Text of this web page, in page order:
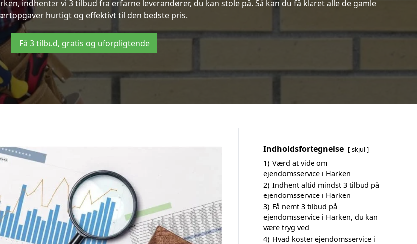
indhenter vi 3 tilbud fra erfarne leverandører, du kan stole på. Så kan du få klaret alle de gamle
hurtigt og effektivt til den bedste pris.
Få 3 tilbud, gratis og uforpligtende
Indholdsfortegnelse skjul
1) Værd at vide om
ejendomsservice i Harken
2) Indhent altid mindst 3 tilbud på
ejendomsservice i Harken
3) Få nemt 3 tilbud på
ejendomsservice i Harken, du kan
være tryg ved
4) Hvad koster ejendomsservice i